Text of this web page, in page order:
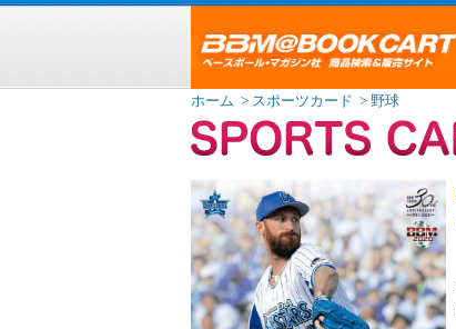
ホーム > スポーツカード > 野球